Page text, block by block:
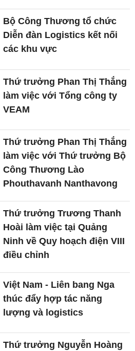
Bộ Công Thương tổ chức
Diễn đàn Logistics kết nối
các khu vực
Thứ trưởng Phan Thị Thắng
làm việc với Tổng công ty
VEAM
Thứ trưởng Phan Thị Thắng
làm việc với Thứ trưởng Bộ
Công Thương Lào
Phouthavanh Nanthavong
Thứ trưởng Trương Thanh
Hoài làm việc tại Quảng
Ninh về Quy hoạch điện VIII
điều chỉnh
Việt Nam - Liên bang Nga
thúc đẩy hợp tác năng
lượng và logistics
Thứ trưởng Nguyễn Hoàng